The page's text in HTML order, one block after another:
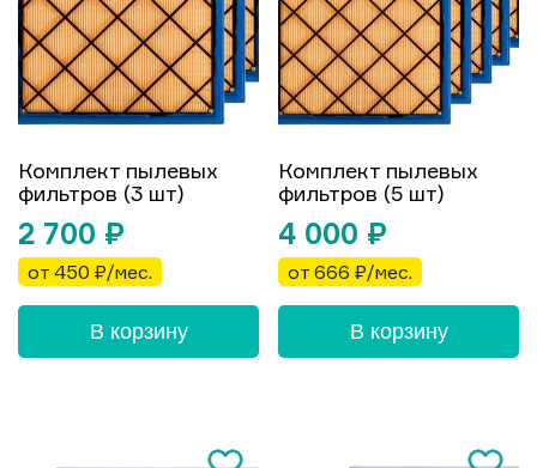
Комплект пылевых
фильтров (3 шт)
2 700 ₽
от 450 ₽/мес.
В корзину
Комплект пылевых
фильтров (5 шт)
4 000 ₽
от 666 ₽/мес.
В корзину